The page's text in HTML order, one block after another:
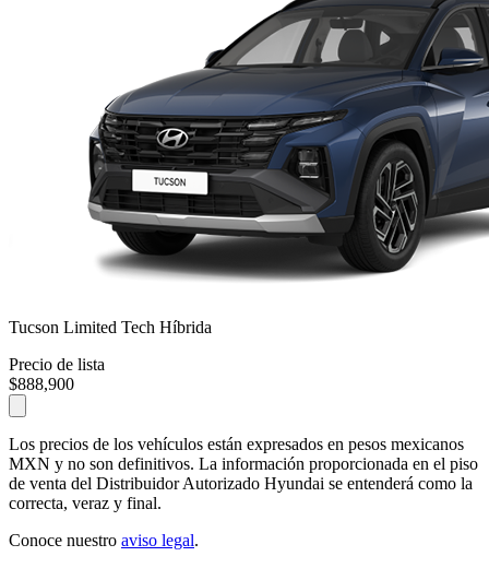
Tucson Limited Tech Híbrida
Precio de lista
$888,900
Los precios de los vehículos están expresados en pesos mexicanos
MXN y no son definitivos. La información proporcionada en el piso
de venta del Distribuidor Autorizado Hyundai se entenderá como la
correcta, veraz y final.
Conoce nuestro aviso legal.